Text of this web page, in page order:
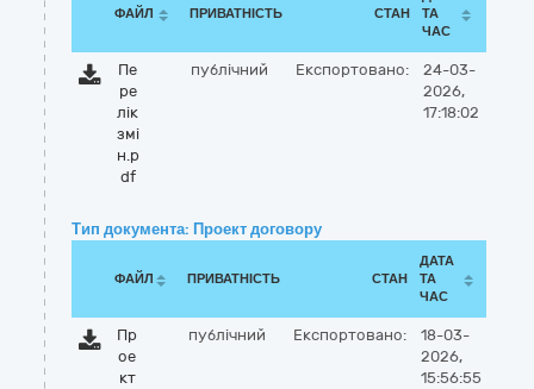
ФАЙЛ ПРИВАТНІСТЬ СТАН
ТА
ЧАС
Пе
ре
лік
змі
н.p
df
публічний Експортовано:
24-03-
2026,
17:18:02
Тип документа: Проект договору
ФАЙЛ ПРИВАТНІСТЬ СТАН
ДАТА
ТА
ЧАС
Пр
ое
кт
публічний Експортовано:
18-03-
2026,
15:56:55